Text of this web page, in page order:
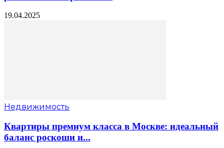
19.04.2025
Недвижимость
Квартиры премиум класса в Москве: идеальный
баланс роскоши и...